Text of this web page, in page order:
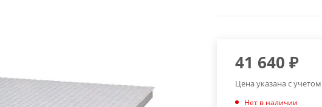
41 640 ₽
Цена указана с
Нет в наличии